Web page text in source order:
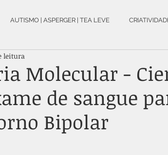
AUTISMO | ASPERGER | TEA LEVE
INCENTIVO À CIÊNCIA
FÍSICA SIMBOLISMO | SONHOS | JUNG
Molecular -
de sangue
Bipolar
leitura